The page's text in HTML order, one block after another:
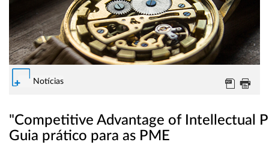
Notícias
"Competitive Advantage of Intellectual
Guia prático para as PME